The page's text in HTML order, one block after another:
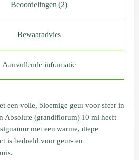
Beoordelingen (2)
Bewaaradvies
Aanvullende informatie
een volle, bloemige geur voor sfeer in
Absolute (grandiflorum) 10 ml heeft
met een warme, diepe
is bedoeld voor geur- en